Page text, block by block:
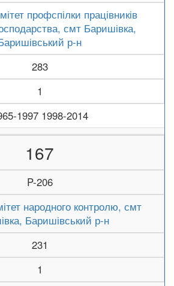
профспілки працівників
смт Баришівка,
р-н
283
1
1997 1998-2014
167
P-206
народного контролю, смт
Баришівський р-н
231
1